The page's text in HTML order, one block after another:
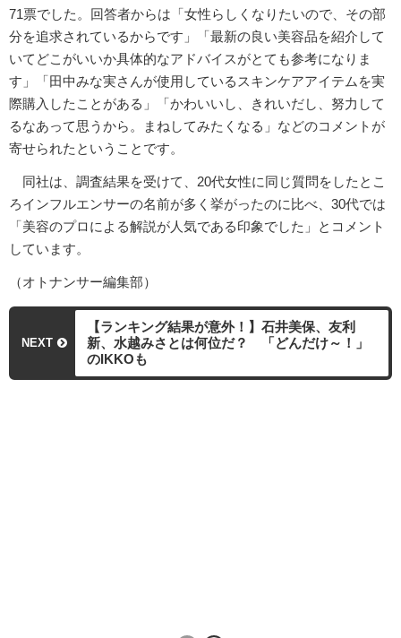
71票でした。回答者からは「女性らしくなりたいので、その部
分を追求されているからです」「最新の良い美容品を紹介して
いてどこがいいか具体的なアドバイスがとても参考になりま
す」「田中みな実さんが使用しているスキンケアアイテムを実
際購入したことがある」「かわいいし、きれいだし、努力して
るなあって思うから。まねしてみたくなる」などのコメントが
寄せられたということです。
同社は、調査結果を受けて、20代女性に同じ質問をしたとこ
ろインフルエンサーの名前が多く挙がったのに比べ、30代では
「美容のプロによる解説が人気である印象でした」とコメント
しています。
（オトナンサー編集部）
NEXT
【ランキング結果が意外！】石井美保、友利
新、水越みさとは何位だ？ 「どんだけ～！」
のIKKOも